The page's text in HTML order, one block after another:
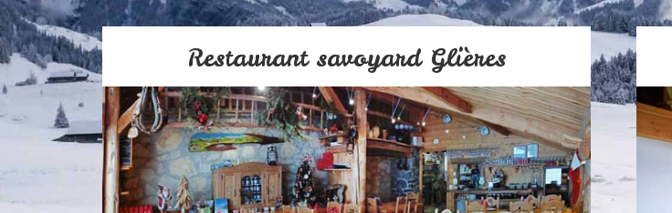
Restaurant savoyard Glières